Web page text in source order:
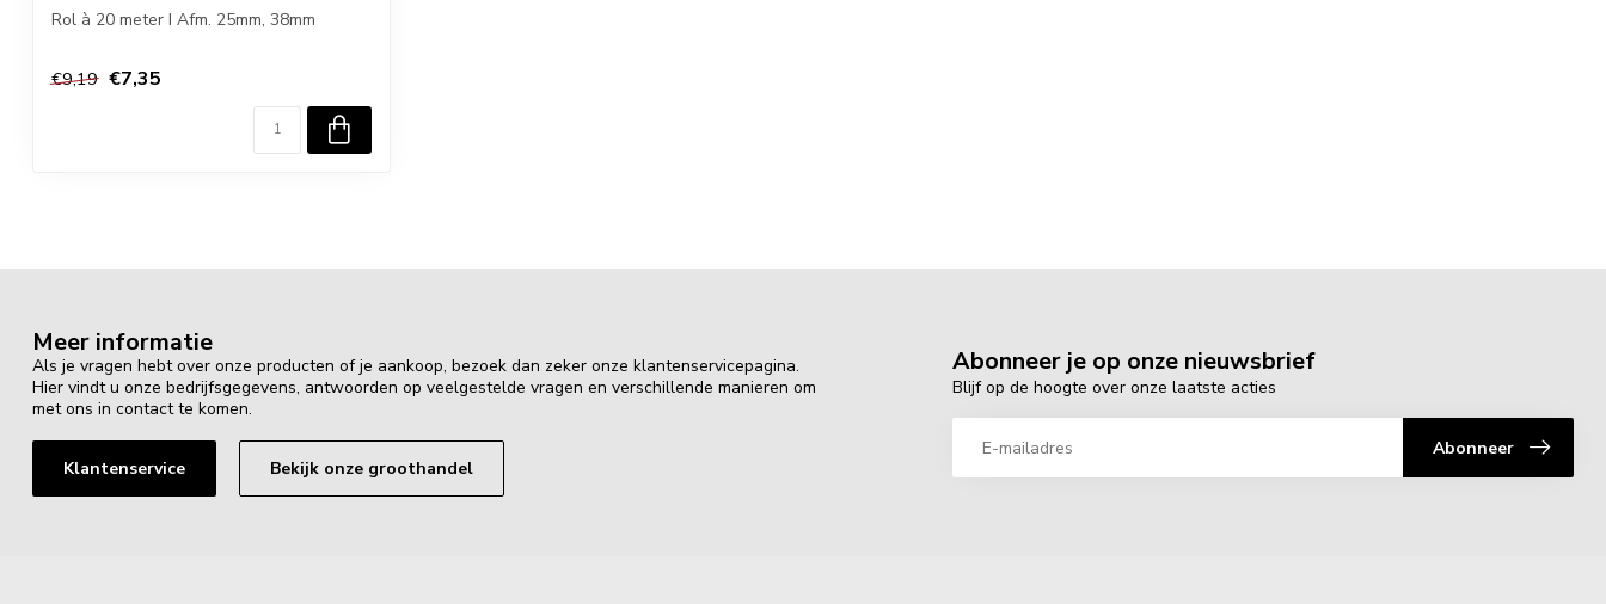
Rol à 20 meter I Afm. 25mm, 38mm
€9,19 €7,35
Meer informatie
Als je vragen hebt over onze producten of je aankoop, bezoek dan zeker onze klantenservicepagina.
Hier vindt u onze bedrijfsgegevens, antwoorden op veelgestelde vragen en verschillende manieren om
met ons in contact te komen.
Klantenservice Bekijk onze groothandel
Abonneer je op onze nieuwsbrief
Blijf op de hoogte over onze laatste acties
Abonneer